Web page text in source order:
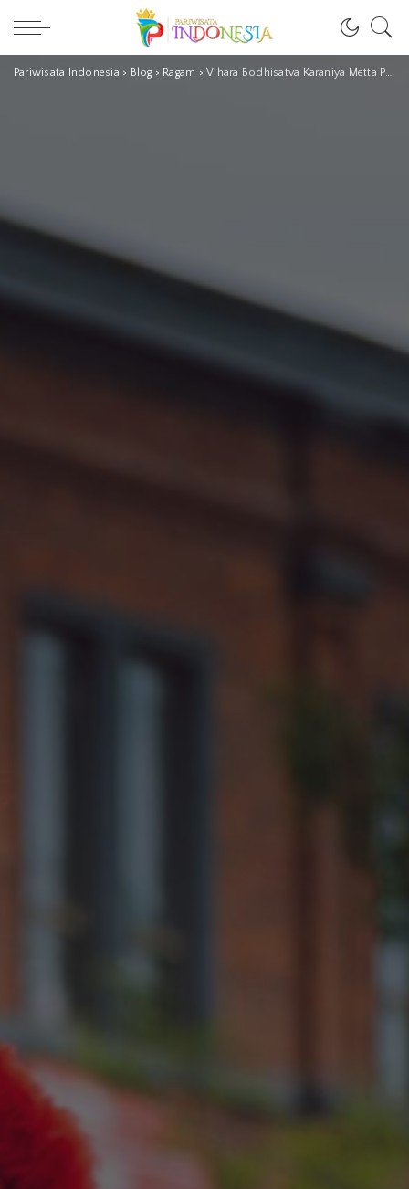
Pariwisata Indonesia > Blog > Ragam >Vihara Bodhisatva Karaniya Metta Pontianak, Imlek 2021: Dirayakan Terbatas